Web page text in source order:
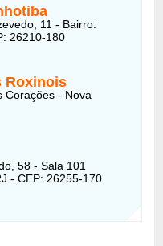
11 - Bairro:
26210-180
Roxinois
Corações - Nova
58 - Sala 101
- CEP: 26255-170